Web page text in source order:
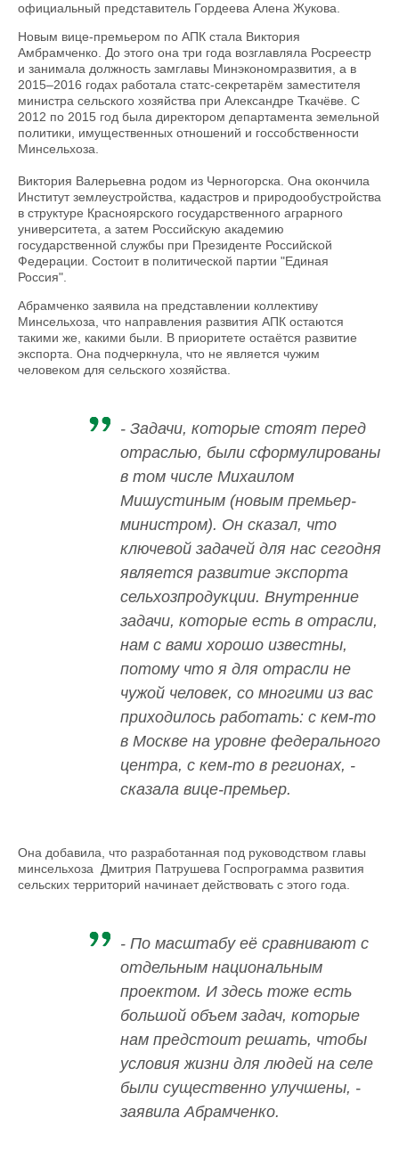
официальный представитель Гордеева Алена Жукова.
Новым вице-премьером по АПК стала Виктория
Амбрамченко. До этого она три года возглавляла Росреестр
и занимала должность замглавы Минэкономразвития, а в
2015–2016 годах работала статс-секретарём заместителя
министра сельского хозяйства при Александре Ткачёве. С
2012 по 2015 год была директором департамента земельной
политики, имущественных отношений и госсобственности
Минсельхоза.
Виктория Валерьевна родом из Черногорска. Она окончила
Институт землеустройства, кадастров и природообустройства
в структуре Красноярского государственного аграрного
университета, а затем Российскую академию
государственной службы при Президенте Российской
Федерации. Состоит в политической партии "Единая
Россия".
Абрамченко заявила на представлении коллективу
Минсельхоза, что направления развития АПК остаются
такими же, какими были. В приоритете остаётся развитие
экспорта. Она подчеркнула, что не является чужим
человеком для сельского хозяйства.
- Задачи, которые стоят перед
отраслью, были сформулированы
в том числе Михаилом
Мишустиным (новым премьер-
министром). Он сказал, что
ключевой задачей для нас сегодня
является развитие экспорта
сельхозпродукции. Внутренние
задачи, которые есть в отрасли,
нам с вами хорошо известны,
потому что я для отрасли не
чужой человек, со многими из вас
приходилось работать: с кем-то
в Москве на уровне федерального
центра, с кем-то в регионах, -
сказала вице-премьер.
Она добавила, что разработанная под руководством главы
минсельхоза Дмитрия Патрушева Госпрограмма развития
сельских территорий начинает действовать с этого года.
- По масштабу её сравнивают с
отдельным национальным
проектом. И здесь тоже есть
большой объем задач, которые
нам предстоит решать, чтобы
условия жизни для людей на селе
были существенно улучшены, -
заявила Абрамченко.